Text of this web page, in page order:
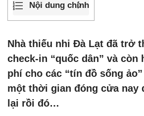
Nội dung chính
Nhà thiếu nhi Đà Lạt đã trở
check-in “quốc dân” và còn
phí cho các “tín đồ sống
một thời gian đóng cửa nay
lại rồi đó…